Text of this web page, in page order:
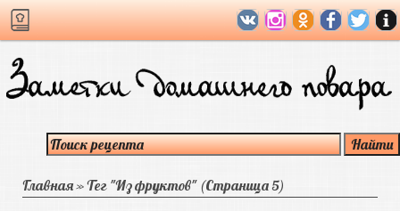
Главная»Тег "Из фруктов"(Страница 5)